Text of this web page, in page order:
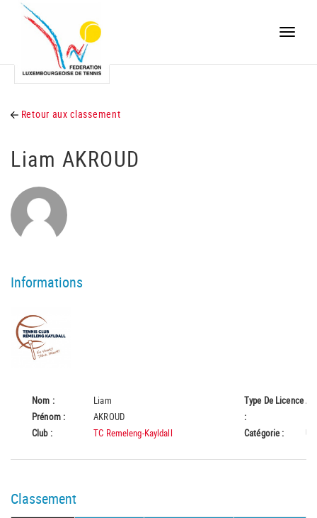
Toggle
Retour aux classement
Liam AKROUD
Informations
Nom :
Liam
Prénom :
AKROUD
Club :
TC Remeleng-Kayldall
Type De Licence
:
A
Catégorie :
Classement